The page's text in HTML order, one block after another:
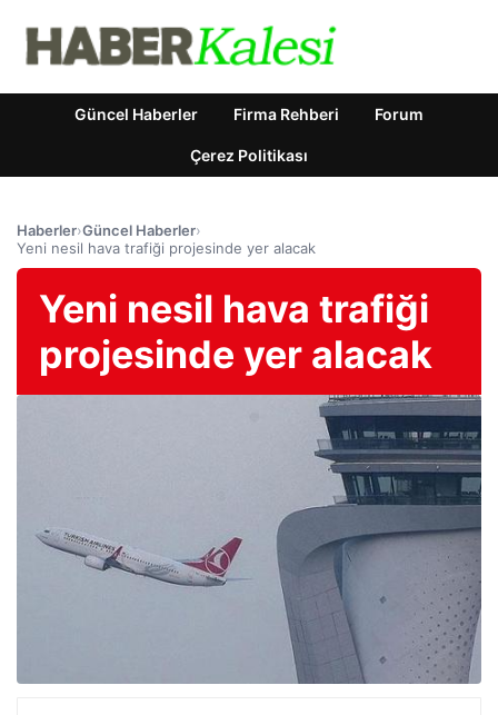
Güncel Haberler Firma Rehberi Forum
Çerez Politikası
Haberler›Güncel Haberler›
Yeni nesil hava trafiği projesinde yer alacak
Yeni nesil hava trafiği
projesinde yer alacak